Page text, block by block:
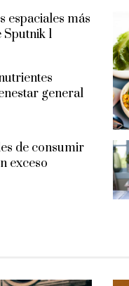
espaciales más
1
general
de consumir
exceso